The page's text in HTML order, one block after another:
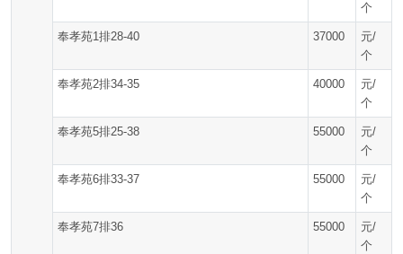
个
奉孝苑1排28-40 37000
元/
个
奉孝苑2排34-35 40000
元/
个
奉孝苑5排25-38 55000
元/
个
奉孝苑6排33-37 55000
元/
个
奉孝苑7排36 55000
元/
个